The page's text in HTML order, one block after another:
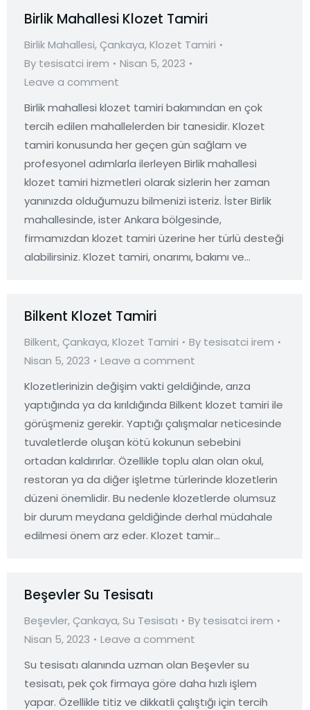
Birlik Mahallesi Klozet Tamiri
Birlik Mahallesi, Çankaya,Klozet Tamiri
By tesisatci irem
Nisan 5, 2023
Leave a comment
Birlik mahallesi klozet tamiri bakımından en çok
tercih edilen mahallelerden bir tanesidir. Klozet
tamiri konusunda her geçen gün sağlam ve
profesyonel adımlarla ilerleyen Birlik mahallesi
klozet tamiri hizmetleri olarak sizlerin her zaman
yanınızda olduğumuzu bilmenizi isteriz. İster Birlik
mahallesinde, ister Ankara bölgesinde,
firmamızdan klozet tamiri üzerine her türlü desteği
alabilirsiniz. Klozet tamiri, onarımı, bakımı ve…
Bilkent Klozet Tamiri
Bilkent, Çankaya,Klozet Tamiri By tesisatci irem
Nisan 5, 2023
Leave a comment
Klozetlerinizin değişim vakti geldiğinde, arıza
yaptığında ya da kırıldığında Bilkent klozet tamiri ile
görüşmeniz gerekir. Yaptığı çalışmalar neticesinde
tuvaletlerde oluşan kötü kokunun sebebini
ortadan kaldırırlar. Özellikle toplu alan olan okul,
restoran ya da diğer işletme türlerinde klozetlerin
düzeni önemlidir. Bu nedenle klozetlerde olumsuz
bir durum meydana geldiğinde derhal müdahale
edilmesi önem arz eder. Klozet tamir…
Beşevler Su Tesisatı
Beşevler, Çankaya,Su Tesisatı By tesisatci irem
Nisan 5, 2023
Leave a comment
Su tesisatı alanında uzman olan Beşevler su
tesisatı, pek çok firmaya göre daha hızlı işlem
yapar. Özellikle titiz ve dikkatli çalıştığı için tercih